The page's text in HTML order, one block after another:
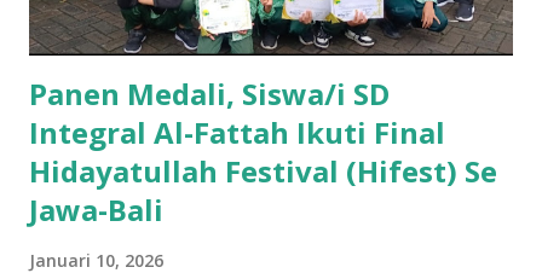
Panen Medali, Siswa/i SD
Integral Al-Fattah Ikuti Final
Hidayatullah Festival (Hifest) Se
Jawa-Bali
Januari 10, 2026